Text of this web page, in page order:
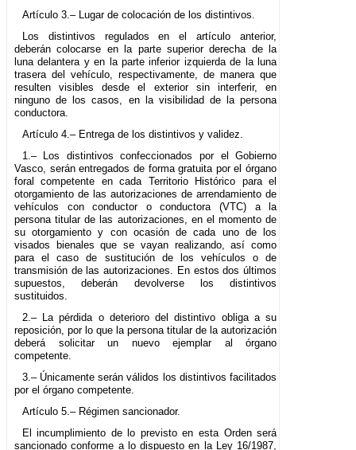
Artículo 3.– Lugar de colocación de los distintivos.
Los distintivos regulados en el artículo anterior,
deberán colocarse en la parte superior derecha de la
luna delantera y en la parte inferior izquierda de la luna
trasera del vehículo, respectivamente, de manera que
resulten visibles desde el exterior sin interferir, en
ninguno de los casos, en la visibilidad de la persona
conductora.
Artículo 4.– Entrega de los distintivos y validez.
1.– Los distintivos confeccionados por el Gobierno
Vasco, serán entregados de forma gratuita por el órgano
foral competente en cada Territorio Histórico para el
otorgamiento de las autorizaciones de arrendamiento de
vehículos con conductor o conductora (VTC) a la
persona titular de las autorizaciones, en el momento de
su otorgamiento y con ocasión de cada uno de los
visados bienales que se vayan realizando, así como
para el caso de sustitución de los vehículos o de
transmisión de las autorizaciones. En estos dos últimos
supuestos, deberán devolverse los distintivos
sustituidos.
2.– La pérdida o deterioro del distintivo obliga a su
reposición, por lo que la persona titular de la autorización
deberá solicitar un nuevo ejemplar al órgano
competente.
3.– Únicamente serán válidos los distintivos facilitados
por el órgano competente.
Artículo 5.– Régimen sancionador.
El incumplimiento de lo previsto en esta Orden será
sancionado conforme a lo dispuesto en la Ley 16/1987,